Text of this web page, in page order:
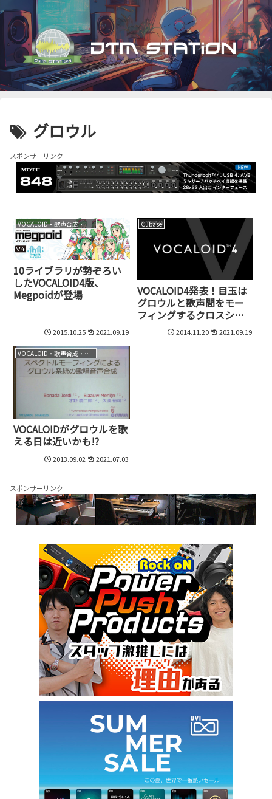
グロウル
スポンサーリンク
VOCALOID・歌声合成・音声合成
10ライブラリが勢ぞろい
したVOCALOID4版、
Megpoidが登場
2015.10.25 2021.09.19
Cubase
VOCALOID4発表！目玉は
グロウルと歌声間をモー
フィングするクロスシン
2014.11.20 2021.09.19
VOCALOID・歌声合成・音声合成
VOCALOIDがグロウルを歌
える日は近いかも!?
2013.09.02 2021.07.03
スポンサーリンク